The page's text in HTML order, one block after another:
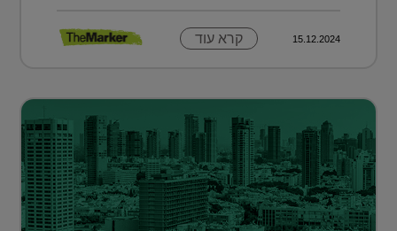
15.12.2024 קרא עוד